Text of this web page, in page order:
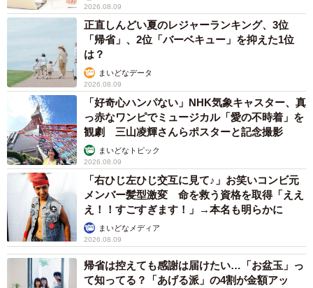
改札を出ると、そこは福岡県春日市と那珂川市の市境
新幹線用とは思えない簡素なホームと改札を抜けると、そ
こは那珂川市だった。駅周辺にはマンションや大きなスー
パー、歯医者、居酒屋などが点在しており、どことなく小
綺麗な雰囲気。ちょうどお昼どきだったので、少し歩いて
目についたラーメン屋へ。出張で博多入りした前日から数
えて3杯目のとんこつラーメンを食べる。何を隠そう私はと
んこつラーメンが大好きなのだ。
2026.08.09
正直しんどい夏のレジャーランキング、3位
「帰省」、2位「バーベキュー」を抑えた1位
は？
まいどなデータ
2026.08.09
「好奇心ハンパない」NHK気象キャスター、真
っ赤なワンピでミュージカル「愛の不時着」を
観劇 三山凌輝さんらポスターと記念撮影
まいどなトピック
2026.08.09
「右ひじ左ひじ交互に見て♪」お笑いコンビ元
メンバー髪型激変 命を救う資格を取得「ええ
え！！すごすぎます！」→本名も明らかに
まいどなメディア
2026.08.09
帰省は控えても感謝は届けたい…「お盆玉」っ
て知ってる？「あげる派」の4割が金額アッ